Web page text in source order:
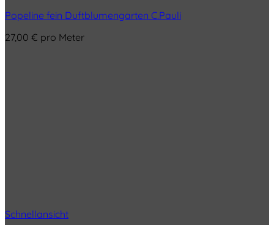
Popeline fein Duftblumengarten C.Pauli
27,00 € pro Meter
Schnellansicht